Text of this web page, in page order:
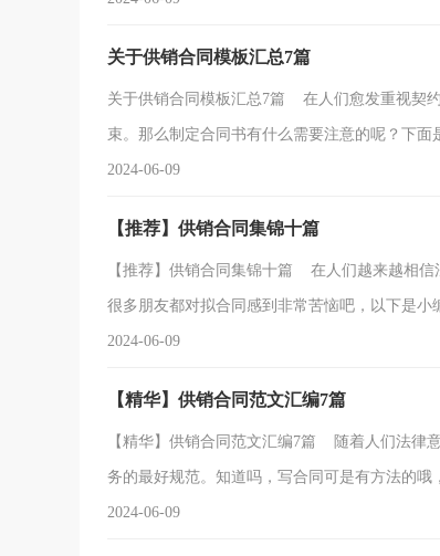
关于供销合同模板汇总7篇
关于供销合同模板汇总7篇 在人们愈发重视契
束。那么制定合同书有什么需要注意的呢？下面
2024-06-09
【推荐】供销合同集锦十篇
【推荐】供销合同集锦十篇 在人们越来越相
很多朋友都对拟合同感到非常苦恼吧，以下是小
2024-06-09
【精华】供销合同范文汇编7篇
【精华】供销合同范文汇编7篇 随着人们法律
务的最好规范。知道吗，写合同可是有方法的哦
2024-06-09